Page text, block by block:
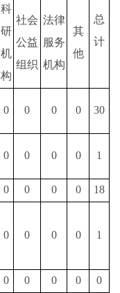
总
计
科
研
机
构
社会
公益
组织
法律
服务
机构
其
他
0 0 0 0 30
0 0 0 0 1
0 0 0 0
18
0 0 0 0 1
0 0 0 0
0